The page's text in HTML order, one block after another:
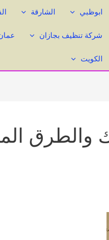
ابوظبي الشارقة
شركة تنظيف بجازان
الكويت
والطرق